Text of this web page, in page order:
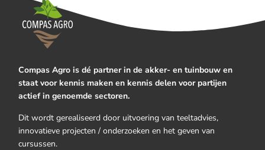
Compas Agro is dé partner in de akker- en tuinbouw en
staat voor kennis maken en kennis delen voor partijen
actief in genoemde sectoren.
Dit wordt gerealiseerd door uitvoering van teeltadvies,
innovatieve projecten / onderzoeken en het geven van
cursussen.